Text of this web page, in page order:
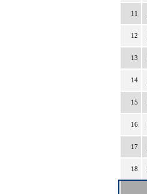
11
12
13
14
15
16
17
18